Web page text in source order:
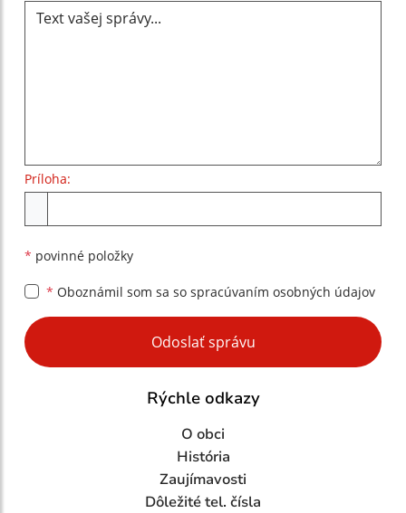
Príloha:
* povinné položky
* Oboznámil som sa so spracúvaním osobných údajov
Google reCaptcha Response
Odoslať správu
Rýchle odkazy
O obci
História
Zaujímavosti
Dôležité tel. čísla